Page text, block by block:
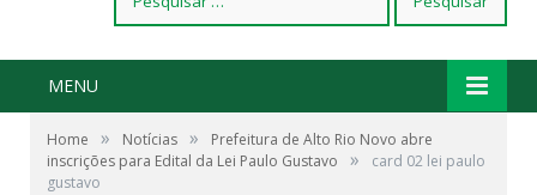
por:
MENU
Home » Notícias »
Prefeitura de Alto Rio Novo abre
inscrições para Edital da Lei Paulo Gustavo
»
card 02 lei paulo
gustavo